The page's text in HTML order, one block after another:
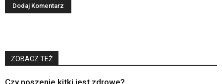
ZOBACZ TEŻ
Czy noszenie kitki jest zdrowe?